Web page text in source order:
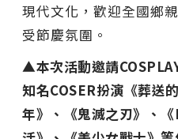
現代文化，歡迎全國鄉
受節慶氛圍。
▲本次活動邀請
知名COSER扮演《葬送
年》、《鬼滅之刃》、